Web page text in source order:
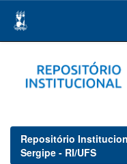
navigation
Repositório
Sergipe - RI/UFS